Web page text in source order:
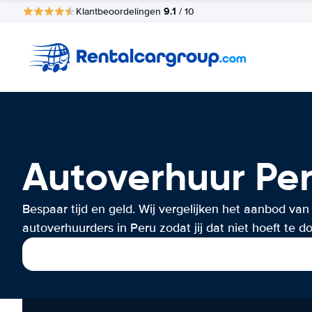
Klantbeoordelingen 9.1 / 10
Autoverhuur
Bespaar tijd en geld. Wij vergelijken het aanbod van
autoverhuurders in Peru zodat jij dat niet hoeft te